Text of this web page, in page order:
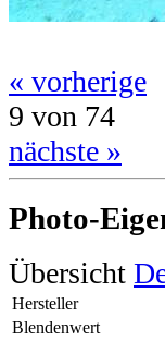
« vorherige
9 von 74
nächste »
Photo-
Übersicht
Hersteller
Blendenwert